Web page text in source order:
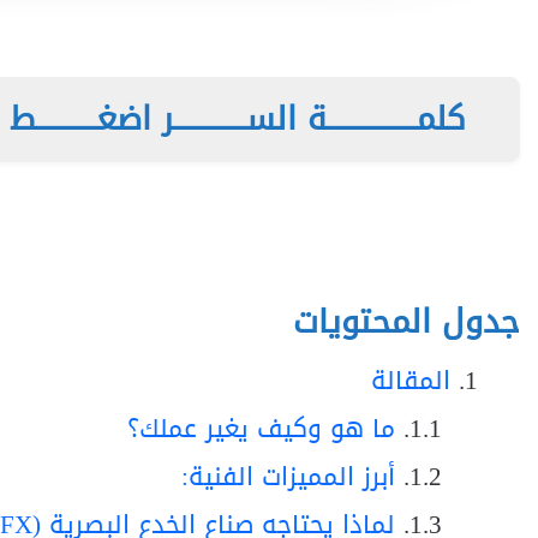
كلمـــــــــــــــة الســــــــــــر اضغــــــــــط
جدول المحتويات
المقالة
ما هو وكيف يغير عملك؟
أبرز المميزات الفنية:
لماذا يحتاجه صناع الخدع البصرية (VFX)؟